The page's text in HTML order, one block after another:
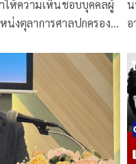
ห้ความเห็นชอบบุคคลผู้
น่งตุลาการศาลปกครอง
าณุมาศ เลี่ยมสกุล อธิบดี
ครองสูงสุด
น
อ